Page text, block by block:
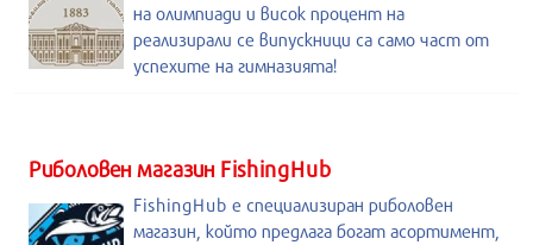
на олимпиади и висок процент на
реализирали се випускници са само част от
успехите на гимназията!
Риболовен магазин FishingHub
FishingHub е специализиран риболовен
магазин, който предлага богат асортимент,